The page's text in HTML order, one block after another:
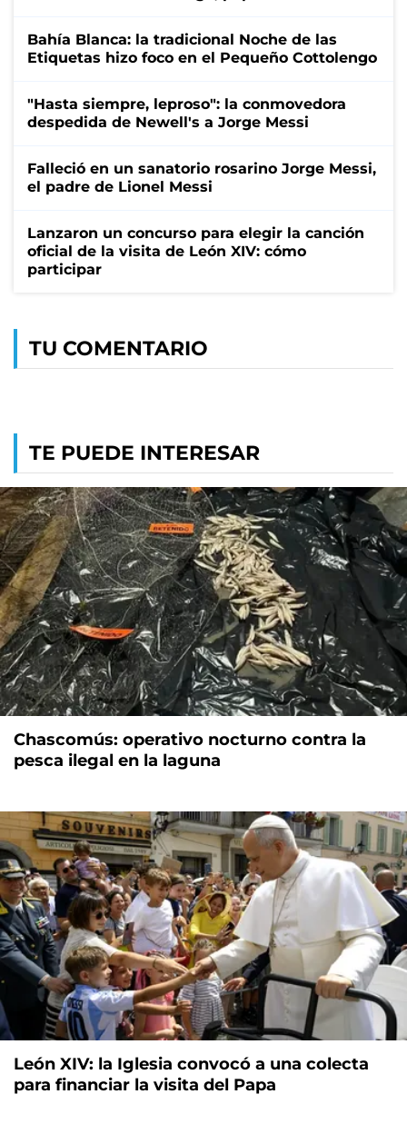
Bahía Blanca: la tradicional Noche de las
Etiquetas hizo foco en el Pequeño Cottolengo
"Hasta siempre, leproso": la conmovedora
despedida de Newell's a Jorge Messi
Falleció en un sanatorio rosarino Jorge Messi,
el padre de Lionel Messi
Lanzaron un concurso para elegir la canción
oficial de la visita de León XIV: cómo
participar
TU COMENTARIO
TE PUEDE INTERESAR
Chascomús: operativo nocturno contra la
pesca ilegal en la laguna
León XIV: la Iglesia convocó a una colecta
para financiar la visita del Papa